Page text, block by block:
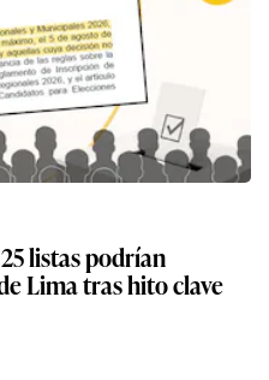
listas podrían
Lima tras hito clave